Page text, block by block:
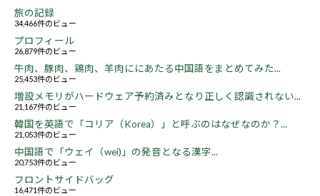
旅の記録
34,466件のビュー
プロフィール
26,879件のビュー
牛肉、豚肉、鶏肉、羊肉ににあたる中国語をまとめてみた...
25,453件のビュー
増設メモリがハードウェア予約済みとなり正しく認識されない...
21,167件のビュー
韓国を英語で「コリア（Korea）」と呼ぶのはなぜなのか？...
21,053件のビュー
中国語で「ウェイ（wei)」の発音となる漢字...
20,753件のビュー
フロントサイドバッグ
16,471件のビュー